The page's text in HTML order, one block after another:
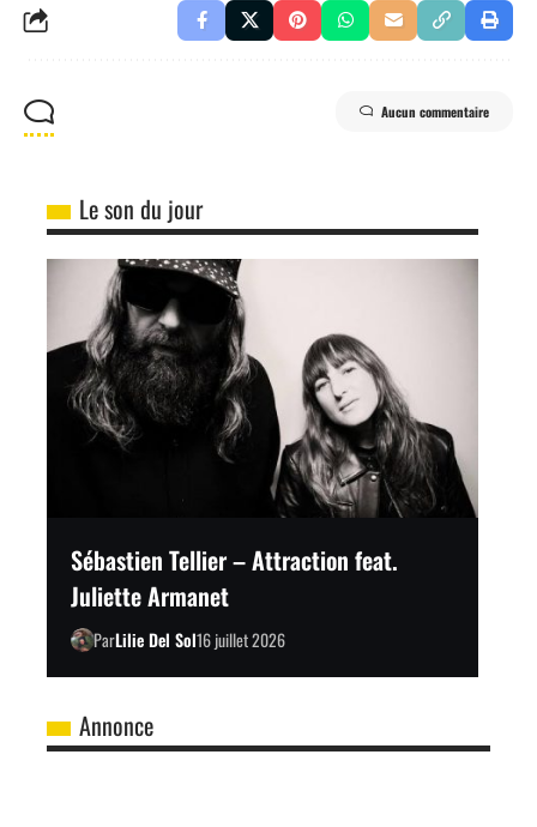
Aucun commentaire
Le son du jour
Sébastien Tellier – Attraction feat.
Juliette Armanet
ParLilie Del Sol16 juillet 2026
Annonce